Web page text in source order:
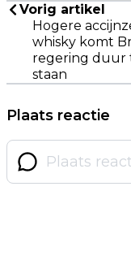
Vorig artikel
Hogere
whisky komt
regering duur
staan
Plaats reactie